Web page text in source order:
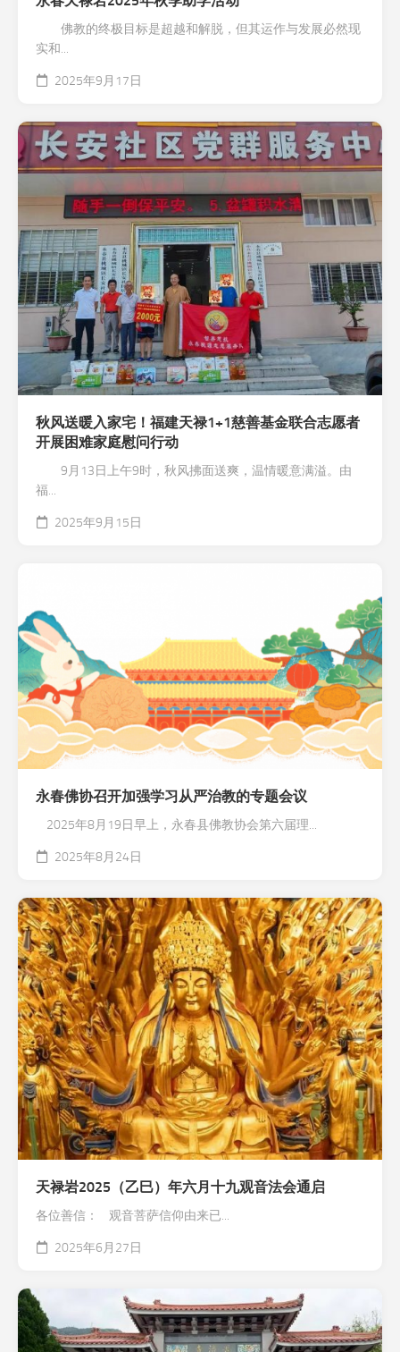
佛教的终极目标是超越和解脱，但其运作与发展必然现
实和...
2025年9月17日
秋风送暖入家宅！福建天禄1+1慈善基金联合志愿者
开展困难家庭慰问行动
9月13日上午9时，秋风拂面送爽，温情暖意满溢。由
福...
2025年9月15日
永春佛协召开加强学习从严治教的专题会议
2025年8月19日早上，永春县佛教协会第六届理...
2025年8月24日
天禄岩2025（乙巳）年六月十九观音法会通启
各位善信： 观音菩萨信仰由来已...
2025年6月27日